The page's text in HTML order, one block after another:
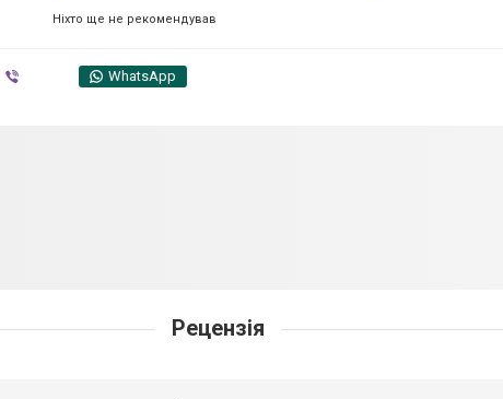
Ніхто ще не рекомендував
WhatsApp
Рецензія